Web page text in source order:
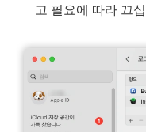
고 필요에 따라 끄